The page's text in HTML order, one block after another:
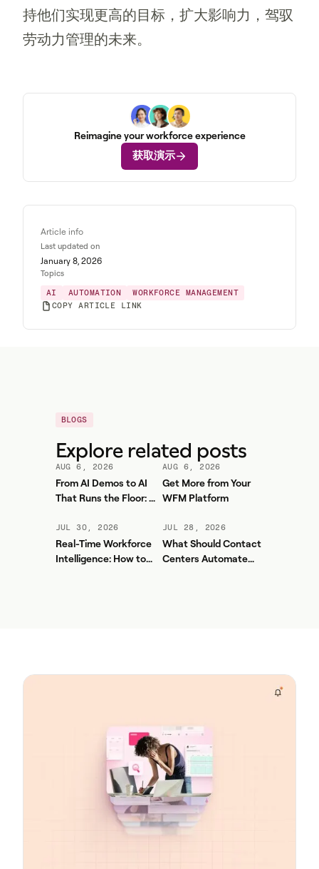
持他们实现更高的目标，扩大影响力，驾驭
劳动力管理的未来。
Reimagine your workforce experience
获取演示
Article info
Last updated on
January 8, 2026
Topics
AI
AUTOMATION
WORKFORCE MANAGEMENT
COPY ARTICLE LINK
BLOGS
Explore related posts
AUG 6, 2026
From AI Demos to AI
That Runs the Floor: A
Playbook for Contact
Center AI + WFM
AUG 6, 2026
Get More from Your
WFM Platform
JUL 30, 2026
Real-Time Workforce
Intelligence: How to
JUL 28, 2026
What Should Contact
Centers Automate